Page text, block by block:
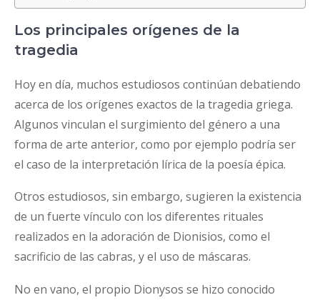
Los principales orígenes de la
tragedia
Hoy en día, muchos estudiosos continúan debatiendo
acerca de los orígenes exactos de la tragedia griega.
Algunos vinculan el surgimiento del género a una
forma de arte anterior, como por ejemplo podría ser
el caso de la interpretación lírica de la poesía épica.
Otros estudiosos, sin embargo, sugieren la existencia
de un fuerte vínculo con los diferentes rituales
realizados en la adoración de Dionisios, como el
sacrificio de las cabras, y el uso de máscaras.
No en vano, el propio Dionysos se hizo conocido